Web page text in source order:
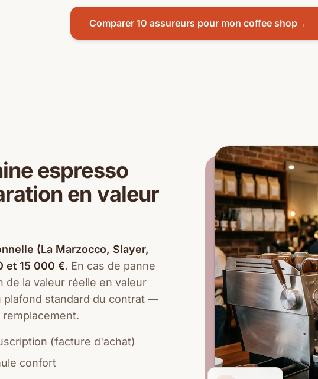
Comparer 10 assureurs pour mon coffee shop→
espresso
en valeur
(La Marzocco, Slayer,
et 15 000 €. En cas de panne
de la valeur réelle en valeur
plafond standard du contrat —
(facture d'achat)
confort